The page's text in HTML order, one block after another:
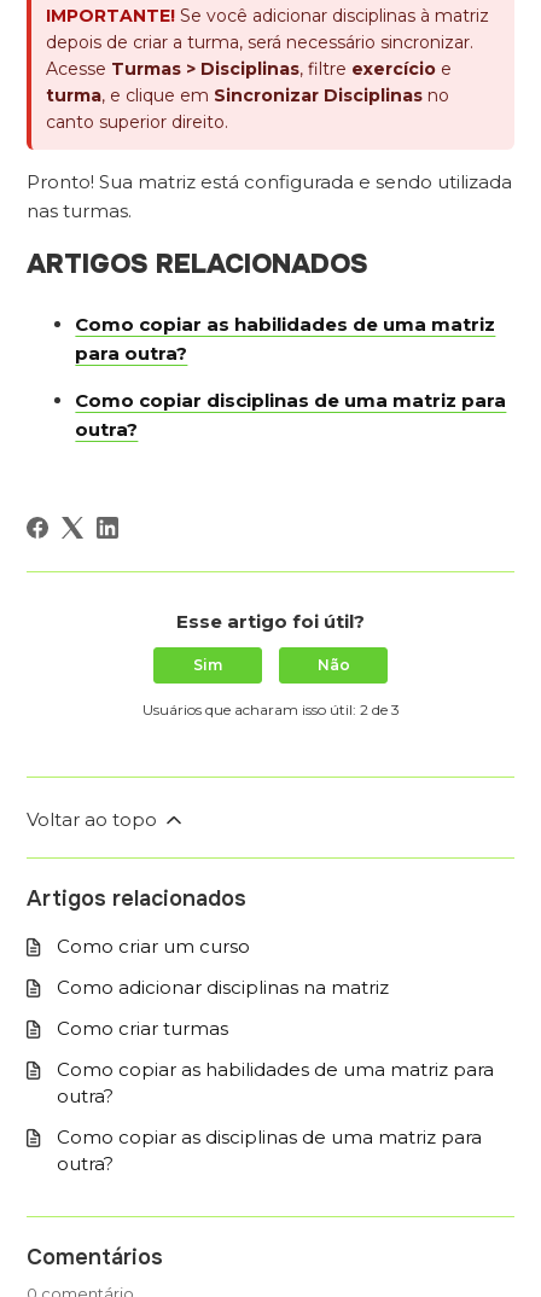
IMPORTANTE! Se você adicionar disciplinas à matriz
depois de criar a turma, será necessário sincronizar.
Acesse Turmas > Disciplinas, filtre exercício e
turma, e clique em Sincronizar Disciplinas no
canto superior direito.
Pronto! Sua matriz está configurada e sendo utilizada
nas turmas.
ARTIGOS RELACIONADOS
Como copiar as habilidades de uma matriz
para outra?
Como copiar disciplinas de uma matriz para
outra?
Esse artigo foi útil?
Sim Não
Usuários que acharam isso útil: 2 de 3
Voltar ao topo
Artigos relacionados
Como criar um curso
Como adicionar disciplinas na matriz
Como criar turmas
Como copiar as habilidades de uma matriz para
outra?
Como copiar as disciplinas de uma matriz para
outra?
Comentários